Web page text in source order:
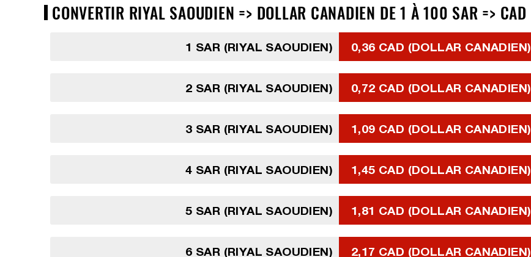
CONVERTIR RIYAL SAOUDIEN => DOLLAR CANADIEN DE 1 À 100 SAR => CAD
1 SAR (RIYAL SAOUDIEN) 0,36 CAD (DOLLAR CANADIEN)
2 SAR (RIYAL SAOUDIEN) 0,72 CAD (DOLLAR CANADIEN)
3 SAR (RIYAL SAOUDIEN) 1,09 CAD (DOLLAR CANADIEN)
4 SAR (RIYAL SAOUDIEN) 1,45 CAD (DOLLAR CANADIEN)
5 SAR (RIYAL SAOUDIEN) 1,81 CAD (DOLLAR CANADIEN)
6 SAR (RIYAL SAOUDIEN) 2,17 CAD (DOLLAR CANADIEN)